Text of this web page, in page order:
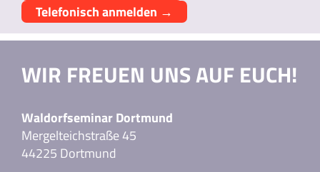
Telefonisch anmelden →
WIR FREUEN UNS AUF EUCH!
Waldorfseminar Dortmund
Mergelteichstraße 45
44225 Dortmund